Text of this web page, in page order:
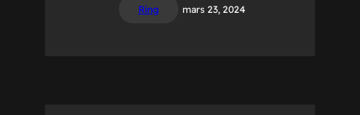
Ring mars 23, 2024